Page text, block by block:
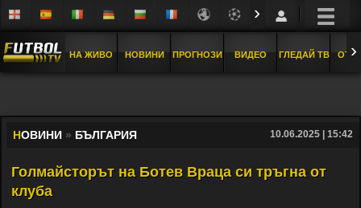
›
НА ЖИВО НОВИНИ ПРОГНОЗИ ВИДЕО ГЛЕДАЙ ТВ ›
НОВИНИ » БЪЛГАРИЯ 10.06.2025 | 15:42
Голмайсторът на Ботев Враца си тръгна от
клуба